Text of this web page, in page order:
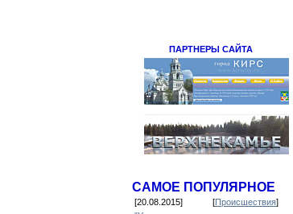
ПАРТНЕРЫ САЙТА
САМОЕ ПОПУЛЯРНОЕ
[20.08.2015] [Происшествия]